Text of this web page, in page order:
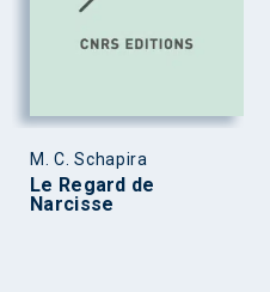
M. C. Schapira
Le Regard de
Narcisse